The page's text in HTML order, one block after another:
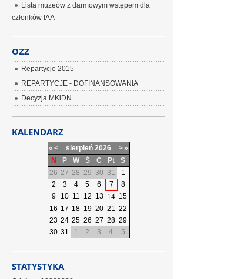
Lista muzeów z darmowym wstępem dla
członków IAA
OZZ
Repartycje 2015
REPARTYCJE - DOFINANSOWANIA
Decyzja MKiDN
KALENDARZ
« < sierpień 2026 >»
N
P W Ś C Pt
S
26 27 28 29 30 31
1
2
3 4 5 6 7
8
9
10 11 12 13 14 15
16 17 18 19 20 21 22
23 24 25 26 27 28 29
30 31 1 2 3 4 5
STATYSTYKA